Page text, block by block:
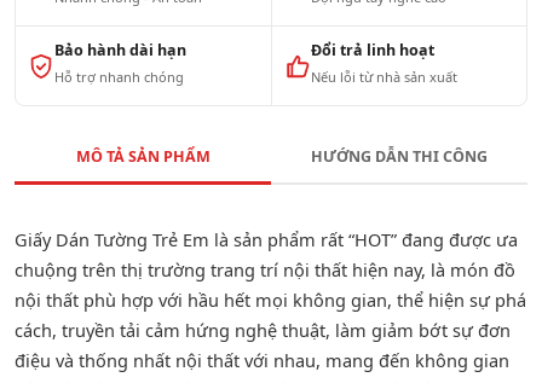
Bảo hành dài hạn
Hỗ trợ nhanh chóng
Đổi trả linh hoạt
Nếu lỗi từ nhà sản xuất
MÔ TẢ SẢN PHẨM HƯỚNG DẪN THI CÔNG
Giấy Dán Tường Trẻ Em là sản phẩm rất “HOT” đang được ưa
chuộng trên thị trường trang trí nội thất hiện nay, là món đồ
nội thất phù hợp với hầu hết mọi không gian, thể hiện sự phá
cách, truyền tải cảm hứng nghệ thuật, làm giảm bớt sự đơn
điệu và thống nhất nội thất với nhau, mang đến không gian